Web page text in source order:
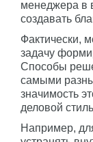
менеджера в
создавать
Фактически,
задачу
Способы
самыми
значимость
деловой
Например,